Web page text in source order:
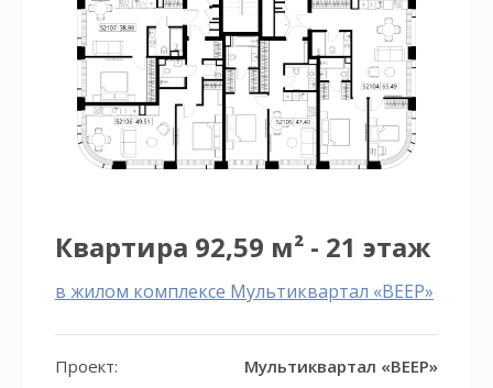
Квартира 92,59 м² - 21 этаж
в жилом комплексе Мультиквартал «ВЕЕР»
Проект: Мультиквартал «ВЕЕР»